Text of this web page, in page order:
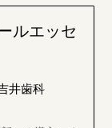
ルエッセ
井歯科